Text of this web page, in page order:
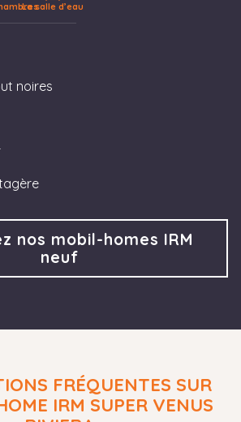
La salle d’eau
noires
nos mobil-homes IRM
neuf
FRÉQUENTES SUR
IRM SUPER VENUS